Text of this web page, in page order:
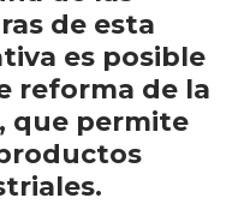
de esta
es posible
reforma de la
que permite